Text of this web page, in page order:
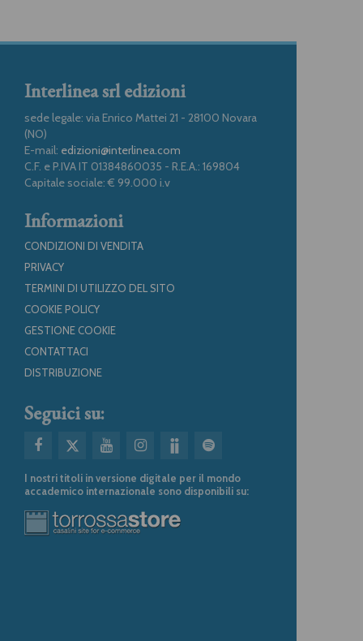
Interlinea srl edizioni
sede legale: via Enrico Mattei 21 - 28100 Novara
(NO)
E-mail: edizioni@interlinea.com
C.F. e P.IVA IT 01384860035 - R.E.A.: 169804
Capitale sociale: € 99.000 i.v
Informazioni
CONDIZIONI DI VENDITA
PRIVACY
TERMINI DI UTILIZZO DEL SITO
COOKIE POLICY
GESTIONE COOKIE
CONTATTACI
DISTRIBUZIONE
Seguici su:
I nostri titoli in versione digitale per il mondo
accademico internazionale sono disponibili su: